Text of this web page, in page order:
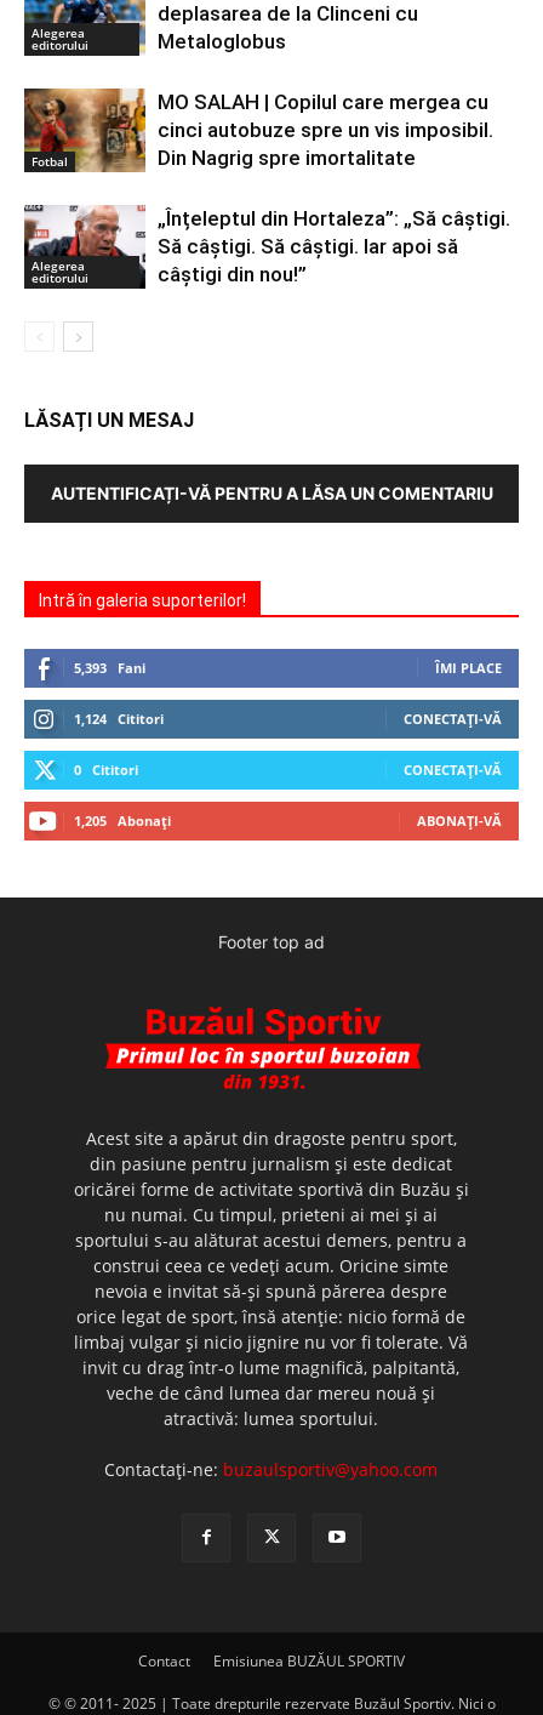
Alegerea
editorului
deplasarea de la Clinceni cu
Metaloglobus
Fotbal
MO SALAH | Copilul care mergea cu
cinci autobuze spre un vis imposibil.
Din Nagrig spre imortalitate
Alegerea
editorului
„Înțeleptul din Hortaleza”: „Să câștigi.
Să câștigi. Să câștigi. Iar apoi să
câștigi din nou!”
LĂSAȚI UN MESAJ
AUTENTIFICAȚI-VĂ PENTRU A LĂSA UN COMENTARIU
Intră în galeria suporterilor!
5,393 Fani ÎMI PLACE
1,124 Cititori CONECTAȚI-VĂ
0 Cititori CONECTAȚI-VĂ
1,205 Abonați ABONAȚI-VĂ
Footer top ad
Acest site a apărut din dragoste pentru sport,
din pasiune pentru jurnalism şi este dedicat
oricărei forme de activitate sportivă din Buzău şi
nu numai. Cu timpul, prieteni ai mei şi ai
sportului s-au alăturat acestui demers, pentru a
construi ceea ce vedeţi acum. Oricine simte
nevoia e invitat să-şi spună părerea despre
orice legat de sport, însă atenţie: nicio formă de
limbaj vulgar şi nicio jignire nu vor fi tolerate. Vă
invit cu drag într-o lume magnifică, palpitantă,
veche de când lumea dar mereu nouă şi
atractivă: lumea sportului.
Contactați-ne: buzaulsportiv@yahoo.com
Contact Emisiunea BUZĂUL SPORTIV
© © 2011- 2025 | Toate drepturile rezervate Buzăul Sportiv. Nici o